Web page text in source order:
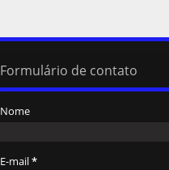
Formulário de contato
Nome
E-mail*